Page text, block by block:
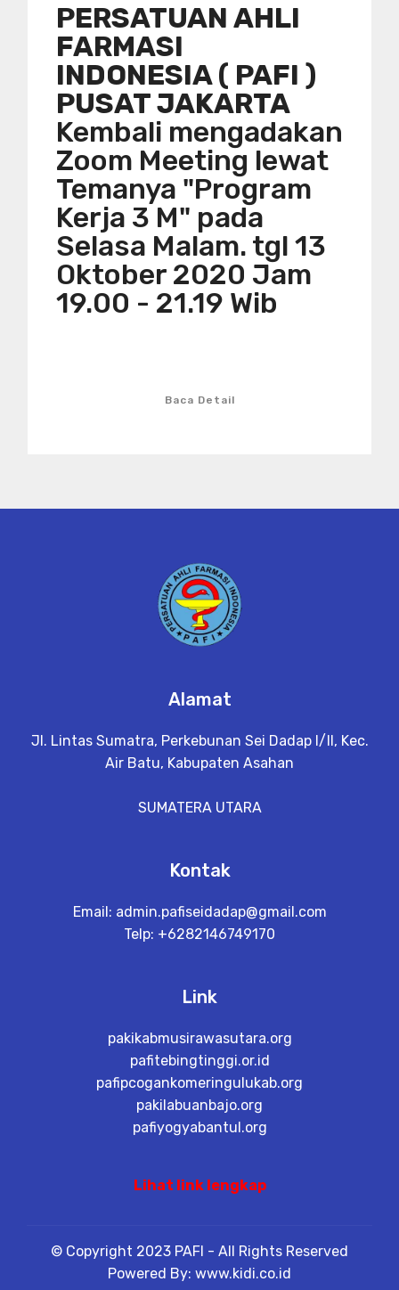
PERSATUAN AHLI
FARMASI
INDONESIA ( PAFI )
PUSAT JAKARTA
Kembali mengadakan
Zoom Meeting lewat
Temanya "Program
Kerja 3 M" pada
Selasa Malam. tgl 13
Oktober 2020 Jam
19.00 - 21.19 Wib
Baca Detail
Alamat
Jl. Lintas Sumatra, Perkebunan Sei Dadap I/II, Kec.
Air Batu, Kabupaten Asahan
SUMATERA UTARA
Kontak
Email: admin.pafiseidadap@gmail.com
Telp: +6282146749170
Link
pakikabmusirawasutara.org
pafitebingtinggi.or.id
pafipcogankomeringulukab.org
pakilabuanbajo.org
pafiyogyabantul.org
Lihat link lengkap
© Copyright 2023 PAFI - All Rights Reserved
Powered By: www.kidi.co.id